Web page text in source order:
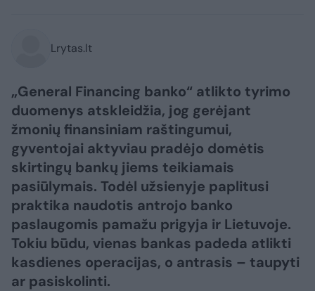
Lrytas.lt
„General Financing banko“ atlikto tyrimo
duomenys atskleidžia, jog gerėjant
žmonių finansiniam raštingumui,
gyventojai aktyviau pradėjo domėtis
skirtingų bankų jiems teikiamais
pasiūlymais. Todėl užsienyje paplitusi
praktika naudotis antrojo banko
paslaugomis pamažu prigyja ir Lietuvoje.
Tokiu būdu, vienas bankas padeda atlikti
kasdienes operacijas, o antrasis – taupyti
ar pasiskolinti.